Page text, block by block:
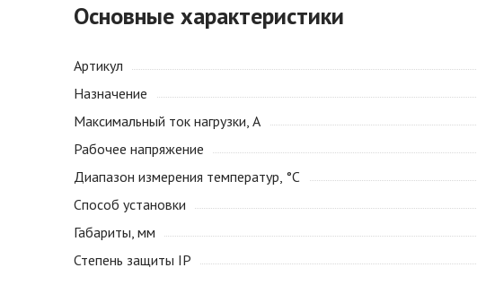
Основные характеристики
Артикул
Назначение
Максимальный ток нагрузки, А
Рабочее напряжение
Диапазон измерения температур, °С
Способ установки
Габариты, мм
Степень защиты IP